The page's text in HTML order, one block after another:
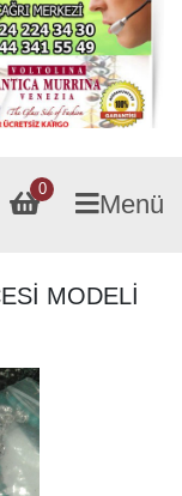
0
Menü
MODELİ